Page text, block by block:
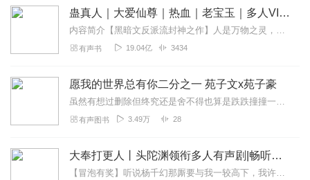
蛊真人｜大爱仙尊｜热血｜老宝玉｜多人VIP免费有声剧
内容简介【黑暗文反派流封神之作】人是万物之灵，蛊是天地真精。一个穿越者不断重生的故事。一个养蛊、炼蛊、用蛊的奇特世界。配音组（男角色）老宝玉旁白...
有声书 19.04亿 3434
愿我的世界总有你二分之一 苑子文x苑子豪
虽然有想过删除但终究还是舍不得也算是跌跌撞撞一直走到现在的见证2017年之后的我就再也没有这样的不知天高地厚了但无论如何我们都一样孤单又彷徨还是要一直走下去呀...
有声图书 3.49万 28
大奉打更人丨头陀渊领衔多人有声剧|畅听全集|王鹤棣、田曦薇主演影视剧原著|卖报小郎君
【冒泡有奖】听说杨千幻那厮要与我一较高下，我许七安要开始装叉了！快进入声音播放页戳下方输入框，冒个泡偷偷告诉我，我要用哪些诗词才能胜过他？说得好的，有赏！202...